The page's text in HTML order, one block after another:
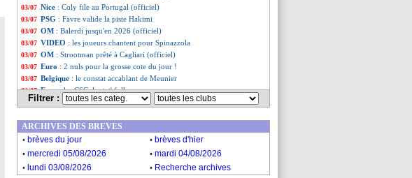
03/07 Nice : Coly file au Portugal (officiel)
03/07 PSG : Favre valide la piste Hakimi
03/07 OM : Balerdi jusqu'en 2026 (officiel)
03/07 VIDEO : les joueurs chantent pour Spinazzola
03/07 OM : Strootman prêté à Cagliari (officiel)
03/07 Euro : 2 nuls pour la grosse cote du jour !
03/07 Belgique : le constat accablant de Meunier
03/07 Euro: les CSC, la stat' folle
03/07 OM : bonne nouvelle pour Lirola
03/07 OM: Saliba en approche ?
03/07 Italie: la pensée de Verratti pour Spinazzola
Espagne: Luis Enrique défend drôlement Morata
03/07 Italie: Donnarruma veut poursuivre son rêve
Filtrer :
ARCHIVES DES BREVES
. brèves du jour . brèves d'hier
. mercredi 05/08/2026 . mardi 04/08/2026
. lundi 03/08/2026 . Recherche archives